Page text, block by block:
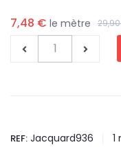
7,48 € le mètre
REF: Jacquard936 1